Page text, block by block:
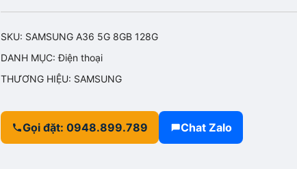
8.590.000 ₫.là:
SKU: SAMSUNG A36 5G 8GB 128G
DANH MỤC:Điện thoại
THƯƠNG HIỆU: SAMSUNG
Gọi đặt: 0948.899.789 Chat Zalo